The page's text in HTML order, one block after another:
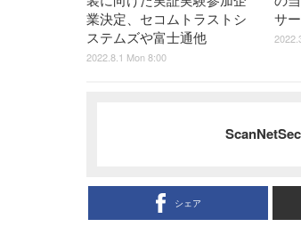
業決定、セコムトラストシ
ステムズや富士通他
2022.8.1 Mon 8:00
サ
シェア